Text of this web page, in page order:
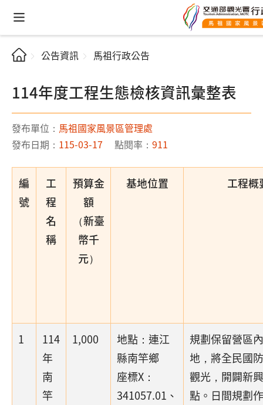
公告資訊 馬祖行政公告
114年度工程生態檢核資訊彙整表
發布單位： 馬祖國家風景區管理處
發布日期： 115-03-17 點閱率： 911
編
號
工
程
名
稱
預算金
額
（新臺
幣千
元）
基地位置 工程概
1
114
年
南
竿
1,000
地點：連江
縣南竿鄉
座標X：
341057.01、
規劃保留營區
地，將全民國
觀光，開闢新
點。日間規劃